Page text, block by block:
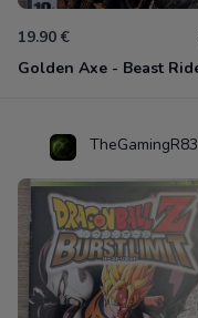
19.90 €
TheGamingR83